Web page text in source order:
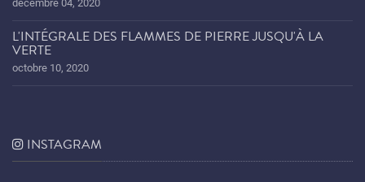
L'INTÉGRALE DES FLAMMES DE PIERRE JUSQU'À LA
VERTE
octobre 10, 2020
INSTAGRAM